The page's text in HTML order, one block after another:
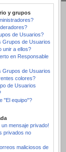
y grupos
de Usuarios?
Grupos de Usuarios
unir a ellos?
en Responsable
Grupos de Usuarios
colores?
de Usuarios
"El equipo"?
un mensaje privado!
privados no
maliciosos de